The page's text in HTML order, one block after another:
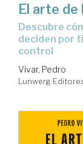
El arte de
Descubre cómo los sesgos y atajos mentales
deciden por
control
Vivar, Pedro
Lunwerg